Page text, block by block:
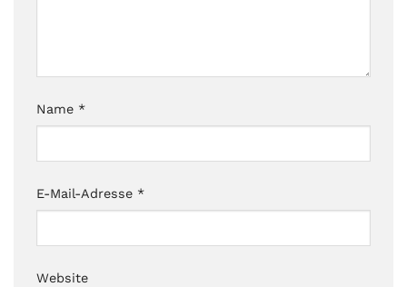
Name *
E-Mail-Adresse *
Website